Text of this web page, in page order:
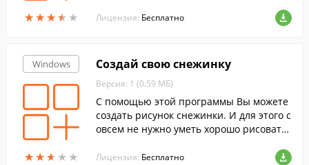
★★★★ ★
★★★★ ★
править на популярный сайт по поиску
Лицензия: Бесплатно
Windows
★★★ ★ ★
★★★ ★ ★
Создай свою снежинку
Версия: 1 (0.59 МБ)
С помощью этой программы Вы можете
создать рисунок снежинки. И для этого с
овсем не нужно уметь хорошо рисовать.
тазия. Ну и, конечно же, наша программ
Лицензия: Бесплатно